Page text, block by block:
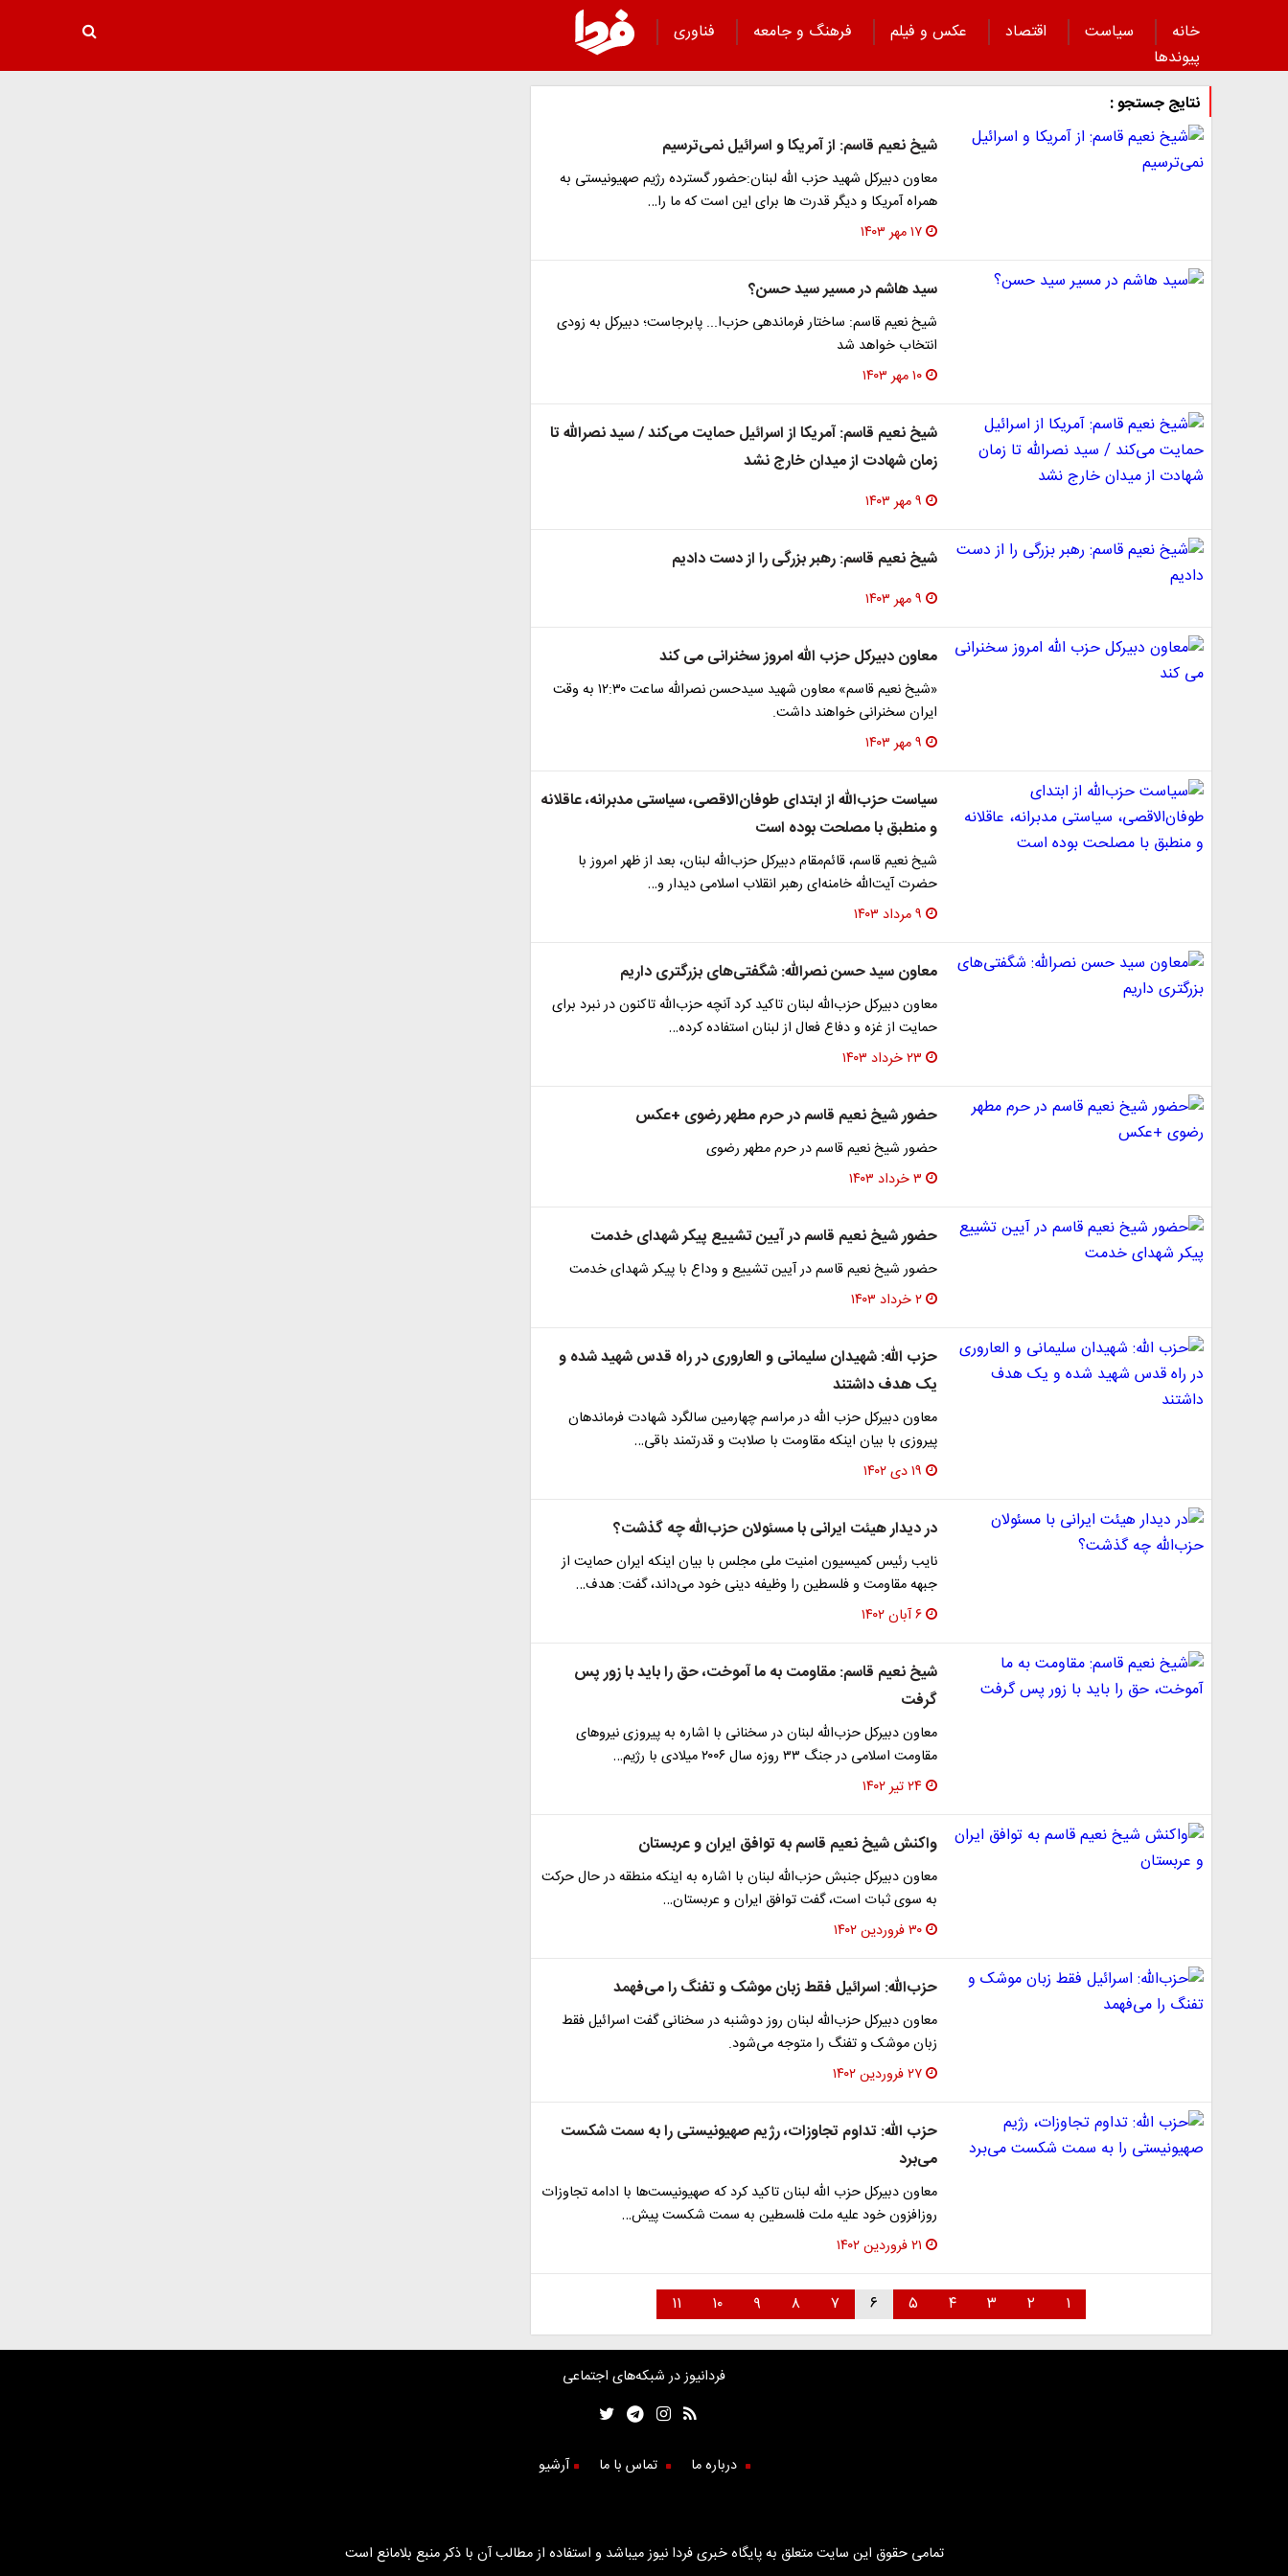
خانه سیاست اقتصاد عکس و فیلم فرهنگ و جامعه
فناوری
پیوند‌ها
نتایج جستجو :
شیخ نعیم قاسم: از آمریکا و اسرائیل نمی‌ترسیم
معاون دبیرکل شهید حزب الله لبنان:حضور گسترده رژیم صهیونیستی به
همراه آمریکا و دیگر قدرت ها برای این است که ما را…
۱۷ مهر ۱۴۰۳
سید هاشم در مسیر سید حسن؟
شیخ نعیم قاسم: ساختار فرماندهی حزب‌‌ا... پابرجاست؛ دبیرکل به زودی
انتخاب خواهد شد
۱۰ مهر ۱۴۰۳
شیخ نعیم قاسم: آمریکا از اسرائیل حمایت می‌کند / سید نصرالله تا
زمان شهادت از میدان خارج نشد
۹ مهر ۱۴۰۳
شیخ نعیم قاسم: رهبر بزرگی را از دست دادیم
۹ مهر ۱۴۰۳
معاون دبیرکل حزب الله امروز سخنرانی می کند
«شیخ نعیم قاسم» معاون شهید سیدحسن نصرالله ساعت ۱۲:۳۰ به وقت
ایران سخنرانی خواهند داشت.
۹ مهر ۱۴۰۳
سیاست حزب‌الله از ابتدای طوفان‌الاقصی، سیاستی مدبرانه، عاقلانه
و منطبق با مصلحت بوده است
شیخ نعیم قاسم، قائم‌مقام دبیرکل حزب‌الله لبنان، بعد از ظهر امروز با
حضرت آیت‌الله خامنه‌ای رهبر انقلاب اسلامی دیدار و…
۹ مرداد ۱۴۰۳
معاون سید حسن نصرالله: شگفتی‌های بزرگتری داریم
معاون دبیرکل حزب‌الله لبنان تاکید کرد آنچه حزب‌الله تاکنون در نبرد برای
حمایت از غزه و دفاع فعال از لبنان استفاده کرده…
۲۳ خرداد ۱۴۰۳
حضور شیخ نعیم قاسم در حرم مطهر رضوی +عکس
حضور شیخ نعیم قاسم در حرم مطهر رضوی
۳ خرداد ۱۴۰۳
حضور شیخ نعیم قاسم در آیین تشییع پیکر شهدای خدمت
حضور شیخ نعیم قاسم در آیین تشییع و وداع با پیکر شهدای خدمت
۲ خرداد ۱۴۰۳
حزب الله: شهیدان سلیمانی و العاروری در راه قدس شهید شده و
یک هدف داشتند
معاون دبیرکل حزب الله در مراسم چهارمین سالگرد شهادت فرماندهان
پیروزی با بیان اینکه مقاومت با صلابت و قدرتمند باقی…
۱۹ دی ۱۴۰۲
در دیدار هیئت ایرانی با مسئولان حزب‌الله چه گذشت؟
نایب رئیس کمیسیون امنیت ملی مجلس با بیان اینکه ایران حمایت از
جبهه مقاومت و فلسطین را وظیفه دینی خود می‌داند، گفت: هدف…
۶ آبان ۱۴۰۲
شیخ نعیم قاسم: مقاومت به ما آموخت، حق را باید با زور پس
گرفت
معاون دبیرکل حزب‌الله لبنان در سخنانی با اشاره به پیروزی نیروهای
مقاومت اسلامی در جنگ ۳۳ روزه سال ۲۰۰۶ میلادی با رژیم…
۲۴ تیر ۱۴۰۲
واکنش شیخ نعیم قاسم به توافق ایران و عربستان
معاون دبیرکل جنبش حزب‌الله لبنان با اشاره به اینکه منطقه در حال حرکت
به سوی ثبات است، گفت توافق ایران و عربستان…
۳۰ فروردین ۱۴۰۲
حزب‌الله: اسرائیل فقط زبان موشک و تفنگ را می‌فهمد
معاون دبیرکل حزب‌الله لبنان روز دوشنبه در سخنانی گفت اسرائیل فقط
زبان موشک و تفنگ را متوجه می‌شود.
۲۷ فروردین ۱۴۰۲
حزب الله: تداوم تجاوزات، رژیم صهیونیستی را به سمت شکست
می‌برد
معاون دبیرکل حزب الله لبنان تاکید کرد که صهیونیست‌ها با ادامه تجاوزات
روزافزون خود علیه ملت فلسطین به سمت شکست پیش…
۲۱ فروردین ۱۴۰۲
۱ ۲ ۳ ۴ ۵ ۶ ۷ ۸ ۹ ۱۰ ۱۱
فردانیوز در شبکه‌های اجتماعی
درباره ما تماس با ما آرشیو
تمامی حقوق این سایت متعلق به پایگاه خبری فردا نیوز میباشد و استفاده از مطالب آن با ذکر منبع بلامانع است